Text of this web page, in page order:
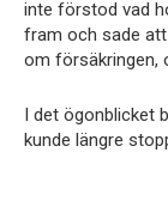
inte förstod vad
fram och sade
om försäkringen,
I det ögonblicket
kunde längre